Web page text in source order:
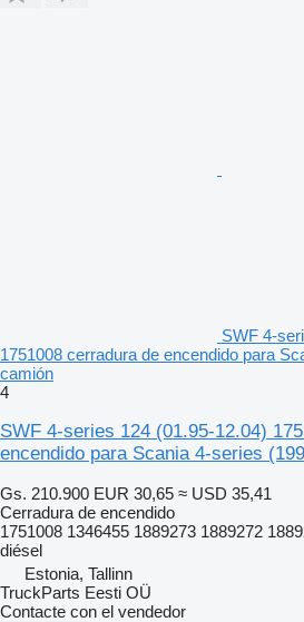
SWF 4-
1751008 cerradura de encendido para
camión
4
SWF 4-series 124 (01.95-12.04)
encendido para Scania 4-series
Gs. 210.900 EUR 30,65 ≈ USD 35,41
Cerradura de encendido
1751008 1346455 1889273 1889272
diésel
Estonia, Tallinn
TruckParts Eesti OÜ
Contacte con el vendedor